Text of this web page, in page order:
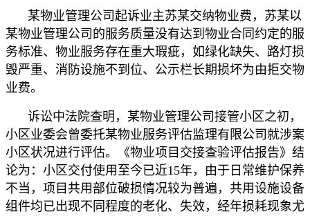
某物业管理公司起诉业主苏某交纳物业费，苏某以
某物业管理公司的服务质量没有达到物业合同约定的服
务标准、物业服务存在重大瑕疵，如绿化缺失、路灯损
毁严重、消防设施不到位、公示栏长期损坏为由拒交物
业费。
诉讼中法院查明，某物业管理公司接管小区之初，
小区业委会曾委托某物业服务评估监理有限公司就涉案
小区状况进行评估。《物业项目交接查验评估报告》结
论为：小区交付使用至今已近15年，由于日常维护保养
不当，项目共用部位破损情况较为普遍，共用设施设备
组件均已出现不同程度的老化、失效，经年损耗现象尤